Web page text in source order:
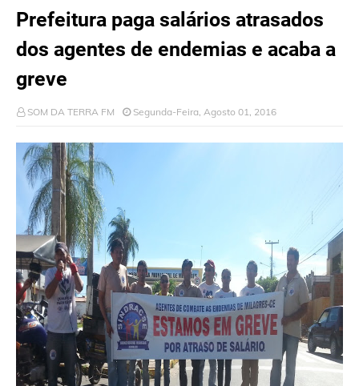
Prefeitura paga salários atrasados
dos agentes de endemias e acaba a
greve
SOM DA TERRA FM Segunda-Feira, Agosto 01, 2016